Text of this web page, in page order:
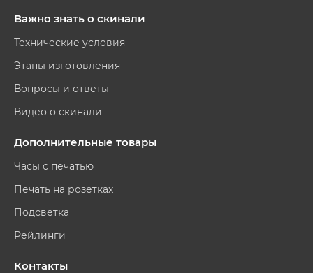
Важно знать о скинали
Технические условия
Этапы изготовления
Вопросы и ответы
Видео о скинали
Дополнительные товары
Часы с печатью
Печать на розетках
Подсветка
Рейлинги
Контакты